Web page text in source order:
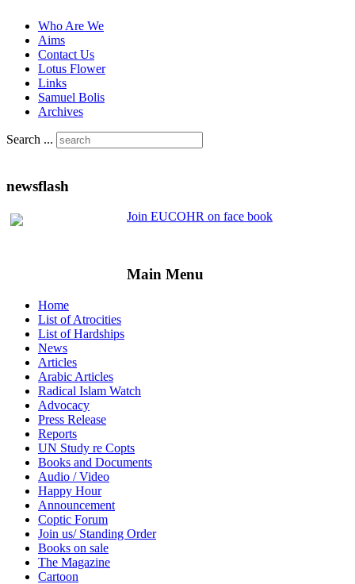
Who Are We
Aims
Contact Us
Lotus Flower
Links
Samuel Bolis
Archives
Search ...
newsflash
Join EUCOHR on face book
Main Menu
Home
List of Atrocities
List of Hardships
News
Articles
Arabic Articles
Radical Islam Watch
Advocacy
Press Release
Reports
UN Study re Copts
Books and Documents
Audio / Video
Happy Hour
Announcement
Coptic Forum
Join us/ Standing Order
Books on sale
The Magazine
Cartoon